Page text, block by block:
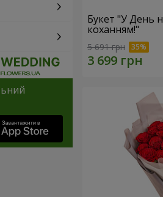
Букет "У День
коханням!"
5 691 грн